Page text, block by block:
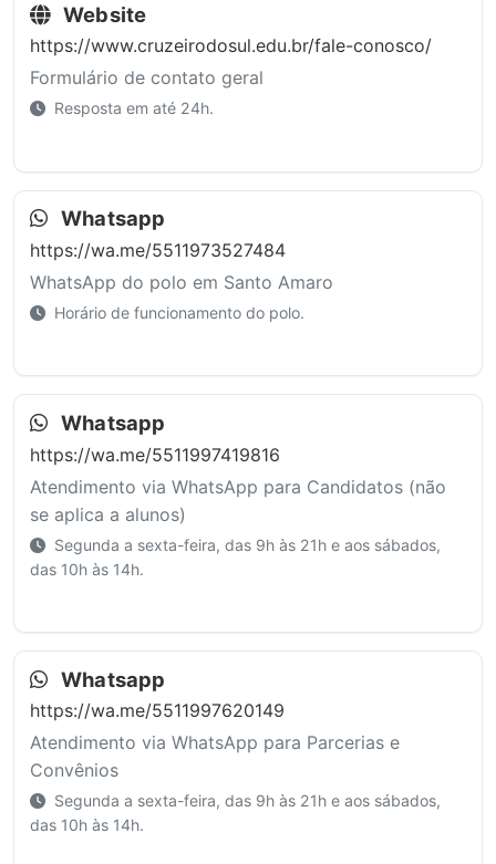
Website
https://www.cruzeirodosul.edu.br/fale-conosco/
Formulário de contato geral
Resposta em até 24h.
Whatsapp
https://wa.me/5511973527484
WhatsApp do polo em Santo Amaro
Horário de funcionamento do polo.
Whatsapp
https://wa.me/5511997419816
Atendimento via WhatsApp para Candidatos (não
se aplica a alunos)
Segunda a sexta-feira, das 9h às 21h e aos sábados,
das 10h às 14h.
Whatsapp
https://wa.me/5511997620149
Atendimento via WhatsApp para Parcerias e
Convênios
Segunda a sexta-feira, das 9h às 21h e aos sábados,
das 10h às 14h.